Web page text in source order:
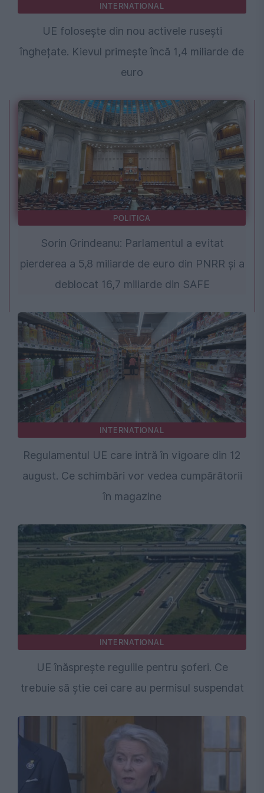
INTERNATIONAL
UE folosește din nou activele rusești
înghețate. Kievul primește încă 1,4 miliarde de
euro
POLITICA
Sorin Grindeanu: Parlamentul a evitat
pierderea a 5,8 miliarde de euro din PNRR și a
deblocat 16,7 miliarde din SAFE
INTERNATIONAL
Regulamentul UE care intră în vigoare din 12
august. Ce schimbări vor vedea cumpărătorii
în magazine
INTERNATIONAL
UE înăsprește regulile pentru șoferi. Ce
trebuie să știe cei care au permisul suspendat